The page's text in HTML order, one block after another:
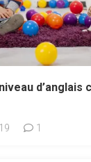
d’anglais
1